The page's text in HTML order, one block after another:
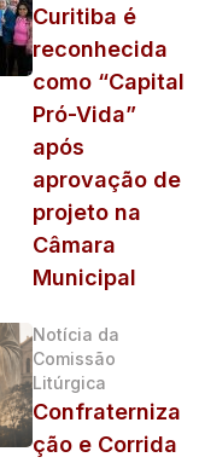
Curitiba é
reconhecida
como “Capital
Pró-Vida”
após
aprovação de
projeto na
Câmara
Municipal
Notícia da
Comissão
Litúrgica
Confraterniza
ção e Corrida